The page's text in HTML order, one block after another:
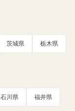
茨城県 栃木県
石川県 福井県